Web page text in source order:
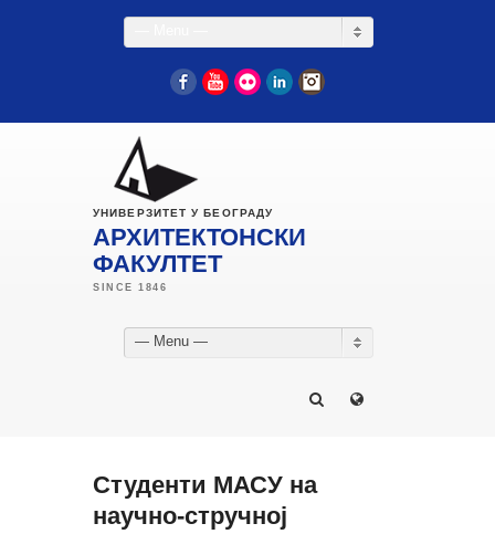
FacebookYouTube
Flickr LinkedIn
УНИВЕРЗИТЕТ У БЕОГРАДУ
АРХИТЕКТОНСКИ
ФАКУЛТЕТ
— Menu —
Студенти МАСУ на
научно-стручној